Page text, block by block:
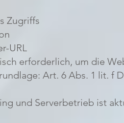
Zugriffs
URL
erforderlich, um die
Art. 6 Abs. 1 lit. f
und Serverbetrieb ist